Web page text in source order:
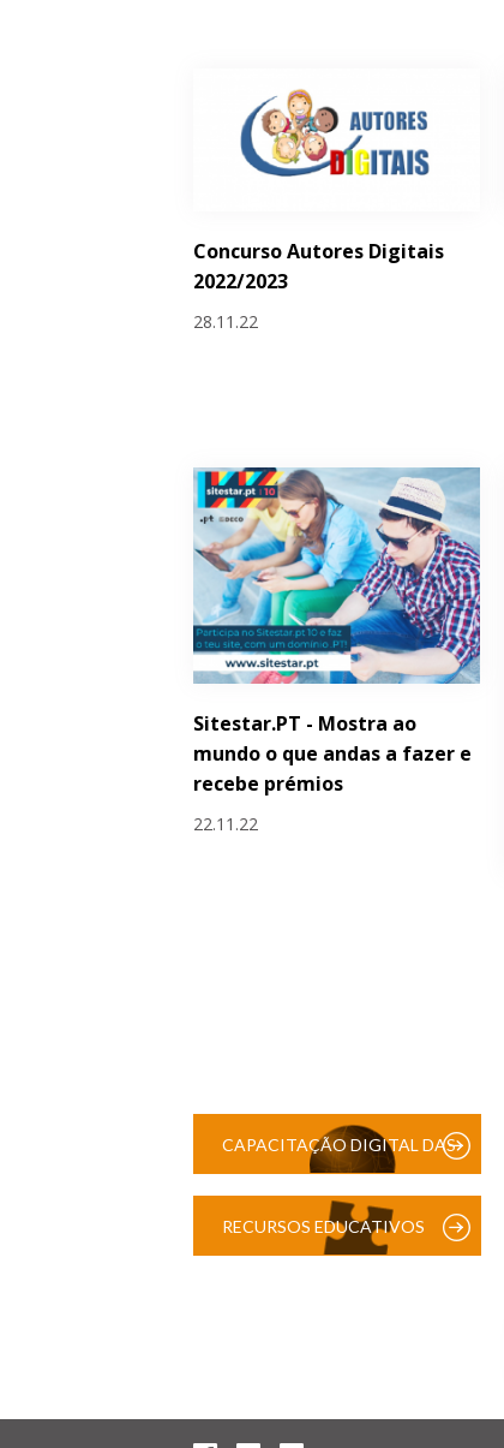
Concurso Autores Digitais
2022/2023
28.11.22
Sitestar.PT - Mostra ao
mundo o que andas a fazer e
recebe prémios
22.11.22
CAPACITAÇÃO DIGITAL DAS
RECURSOS EDUCATIVOS